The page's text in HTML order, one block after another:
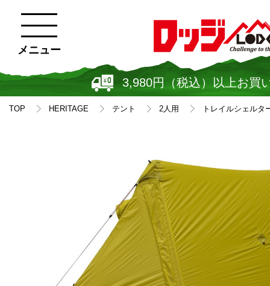
3,980円（税込）以上お買
メニュー
TOP HERITAGE テント 2人用 トレイルシェルタ